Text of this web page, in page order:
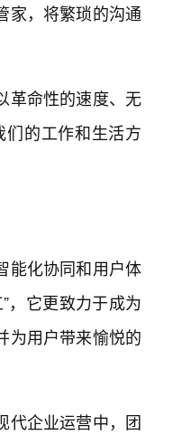
家，将繁琐的沟通
革命性的速度、无
的工作和生活方
能化协同和用户体
，它更致力于成为
为用户带来愉悦的
代企业运营中，团